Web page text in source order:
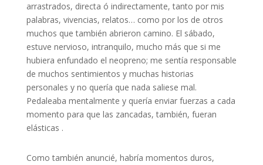
arrastrados, directa ó indirectamente, tanto por mis
palabras, vivencias, relatos… como por los de otros
muchos que también abrieron camino. El sábado,
estuve nervioso, intranquilo, mucho más que si me
hubiera enfundado el neopreno; me sentía responsable
de muchos sentimientos y muchas historias
personales y no quería que nada saliese mal.
Pedaleaba mentalmente y quería enviar fuerzas a cada
momento para que las zancadas, también, fueran
elásticas .
Como también anuncié, habría momentos duros,